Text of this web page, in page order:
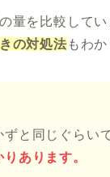
量を比較して
の対処法 もわか
と同じぐらい
あります。